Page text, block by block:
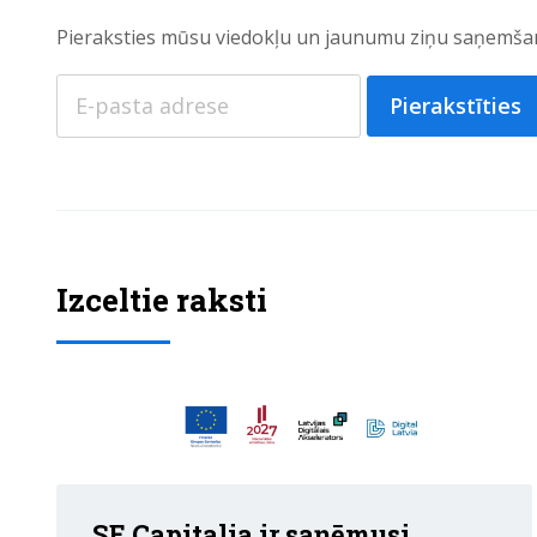
Pieraksties mūsu viedokļu un jaunumu ziņu
Pierakstīties
Izceltie raksti